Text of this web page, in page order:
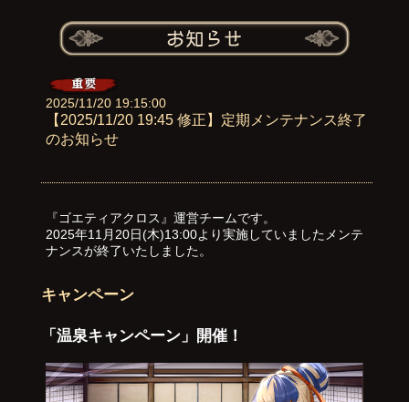
2025/11/20 19:15:00
【2025/11/20 19:45 修正】定期メンテナンス終了
のお知らせ
『ゴエティアクロス』運営チームです。
2025年11月20日(木)13:00より実施していましたメンテ
ナンスが終了いたしました。
キャンペーン
「温泉キャンペーン」開催！